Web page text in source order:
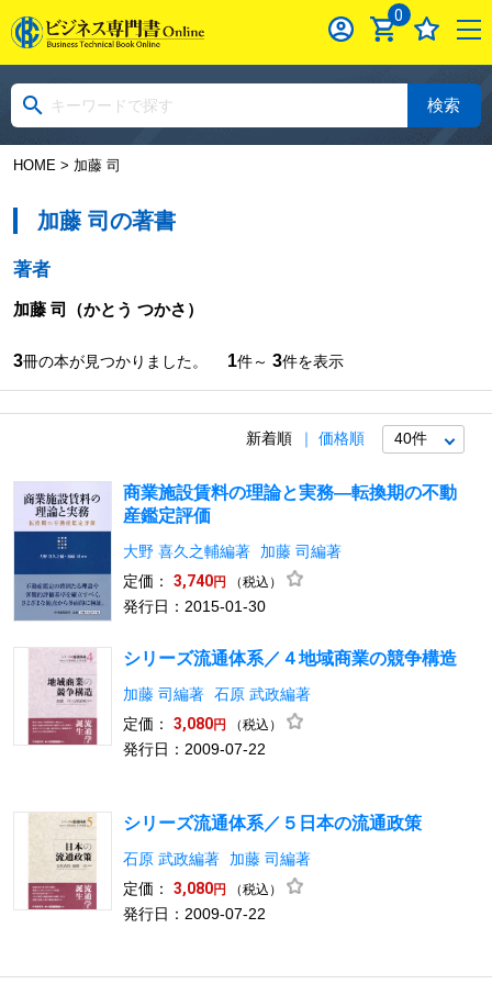
0
検索
HOME> 加藤 司
加藤 司の著書
著者
加藤 司 （かとう つかさ）
3冊の本が見つかりました。 1件～ 3件を表示
新着順 価格順
商業施設賃料の理論と実務―転換期の不動
産鑑定評価
大野 喜久之輔編著
加藤 司編著
定価：
3,740円 （税込）
発行日：2015-01-30
シリーズ流通体系／４地域商業の競争構造
加藤 司編著 石原 武政編著
定価：
3,080円 （税込）
発行日：2009-07-22
シリーズ流通体系／５日本の流通政策
石原 武政編著
加藤 司編著
定価：
3,080円 （税込）
発行日：2009-07-22